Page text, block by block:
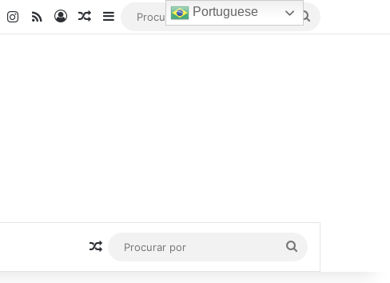
Instagram
RSSEntrarArtigo aleatório
Barra Lateral
Artigo aleatório
por
Portuguese